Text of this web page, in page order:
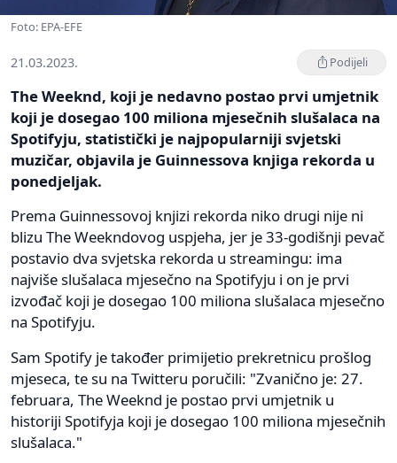
Foto: EPA-EFE
21.03.2023. Podijeli
The Weeknd, koji je nedavno postao prvi umjetnik
koji je dosegao 100 miliona mjesečnih slušalaca na
Spotifyju, statistički je najpopularniji svjetski
muzičar, objavila je Guinnessova knjiga rekorda u
ponedjeljak.
Prema Guinnessovoj knjizi rekorda niko drugi nije ni
blizu The Weekndovog uspjeha, jer je 33-godišnji pevač
postavio dva svjetska rekorda u streamingu: ima
najviše slušalaca mjesečno na Spotifyju i on je prvi
izvođač koji je dosegao 100 miliona slušalaca mjesečno
na Spotifyju.
Sam Spotify je također primijetio prekretnicu prošlog
mjeseca, te su na Twitteru poručili: "Zvanično je: 27.
februara, The Weeknd je postao prvi umjetnik u
historiji Spotifyja koji je dosegao 100 miliona mjesečnih
slušalaca."